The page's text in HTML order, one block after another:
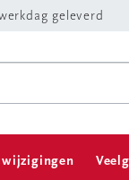
geleverd